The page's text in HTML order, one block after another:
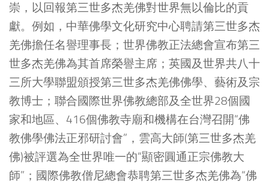
崇，以回報第三世多杰羌佛對世界無以倫比的貢
獻。例如，中華佛學文化研究中心聘請第三世多杰
羌佛擔任名譽理事長；世界佛教正法總會宣布第三
世多杰羌佛為其首席榮譽主席；英國及世界共八十
三所大學聯盟頒授第三世多杰羌佛佛學、藝術及宗
教博士；聯合國際世界佛教總部及全世界28個國
家和地區、416個佛教寺廟和機構在台灣召開“佛
教佛學佛法正邪研討會”，雲高大師(第三世多杰羌
佛)被評選為全世界唯一的“顯密圓通正宗佛教大
師”；國際佛教僧尼總會恭聘第三世多杰羌佛為“佛